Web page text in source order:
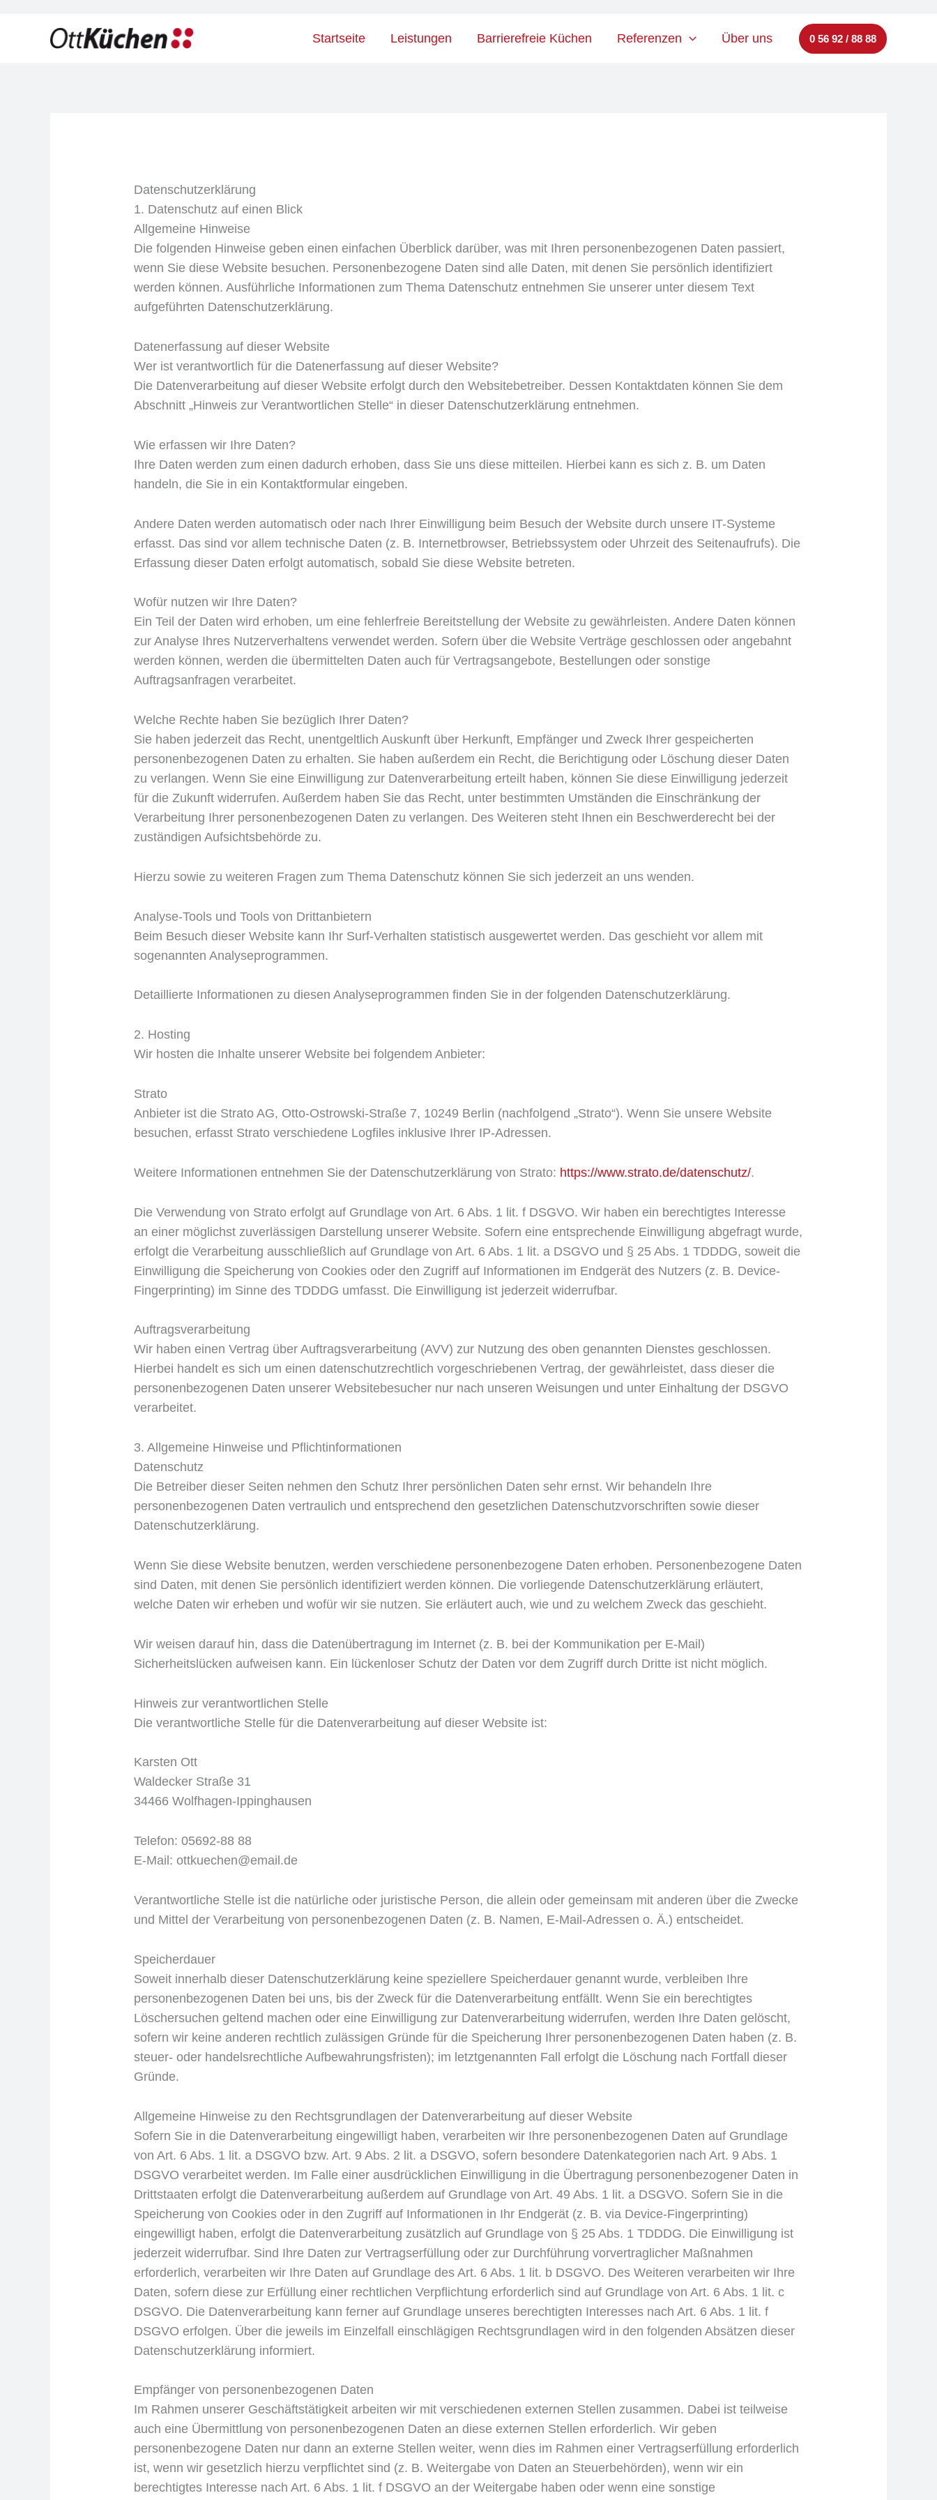
Startseite Leistungen Barrierefreie Küchen Referenzen Über uns 0 56 92 / 88 88
Datenschutzerklärung
1. Datenschutz auf einen Blick
Allgemeine Hinweise
Die folgenden Hinweise geben einen einfachen Überblick darüber, was mit Ihren personenbezogenen Daten passiert,
wenn Sie diese Website besuchen. Personenbezogene Daten sind alle Daten, mit denen Sie persönlich identifiziert
werden können. Ausführliche Informationen zum Thema Datenschutz entnehmen Sie unserer unter diesem Text
aufgeführten Datenschutzerklärung.
Datenerfassung auf dieser Website
Wer ist verantwortlich für die Datenerfassung auf dieser Website?
Die Datenverarbeitung auf dieser Website erfolgt durch den Websitebetreiber. Dessen Kontaktdaten können Sie dem
Abschnitt „Hinweis zur Verantwortlichen Stelle“ in dieser Datenschutzerklärung entnehmen.
Wie erfassen wir Ihre Daten?
Ihre Daten werden zum einen dadurch erhoben, dass Sie uns diese mitteilen. Hierbei kann es sich z. B. um Daten
handeln, die Sie in ein Kontaktformular eingeben.
Andere Daten werden automatisch oder nach Ihrer Einwilligung beim Besuch der Website durch unsere IT-Systeme
erfasst. Das sind vor allem technische Daten (z. B. Internetbrowser, Betriebssystem oder Uhrzeit des Seitenaufrufs). Die
Erfassung dieser Daten erfolgt automatisch, sobald Sie diese Website betreten.
Wofür nutzen wir Ihre Daten?
Ein Teil der Daten wird erhoben, um eine fehlerfreie Bereitstellung der Website zu gewährleisten. Andere Daten können
zur Analyse Ihres Nutzerverhaltens verwendet werden. Sofern über die Website Verträge geschlossen oder angebahnt
werden können, werden die übermittelten Daten auch für Vertragsangebote, Bestellungen oder sonstige
Auftragsanfragen verarbeitet.
Welche Rechte haben Sie bezüglich Ihrer Daten?
Sie haben jederzeit das Recht, unentgeltlich Auskunft über Herkunft, Empfänger und Zweck Ihrer gespeicherten
personenbezogenen Daten zu erhalten. Sie haben außerdem ein Recht, die Berichtigung oder Löschung dieser Daten
zu verlangen. Wenn Sie eine Einwilligung zur Datenverarbeitung erteilt haben, können Sie diese Einwilligung jederzeit
für die Zukunft widerrufen. Außerdem haben Sie das Recht, unter bestimmten Umständen die Einschränkung der
Verarbeitung Ihrer personenbezogenen Daten zu verlangen. Des Weiteren steht Ihnen ein Beschwerderecht bei der
zuständigen Aufsichtsbehörde zu.
Hierzu sowie zu weiteren Fragen zum Thema Datenschutz können Sie sich jederzeit an uns wenden.
Analyse-Tools und Tools von Dritt­anbietern
Beim Besuch dieser Website kann Ihr Surf-Verhalten statistisch ausgewertet werden. Das geschieht vor allem mit
sogenannten Analyseprogrammen.
Detaillierte Informationen zu diesen Analyseprogrammen finden Sie in der folgenden Datenschutzerklärung.
2. Hosting
Wir hosten die Inhalte unserer Website bei folgendem Anbieter:
Strato
Anbieter ist die Strato AG, Otto-Ostrowski-Straße 7, 10249 Berlin (nachfolgend „Strato“). Wenn Sie unsere Website
besuchen, erfasst Strato verschiedene Logfiles inklusive Ihrer IP-Adressen.
Weitere Informationen entnehmen Sie der Datenschutzerklärung von Strato: https://www.strato.de/datenschutz/.
Die Verwendung von Strato erfolgt auf Grundlage von Art. 6 Abs. 1 lit. f DSGVO. Wir haben ein berechtigtes Interesse
an einer möglichst zuverlässigen Darstellung unserer Website. Sofern eine entsprechende Einwilligung abgefragt wurde,
erfolgt die Verarbeitung ausschließlich auf Grundlage von Art. 6 Abs. 1 lit. a DSGVO und § 25 Abs. 1 TDDDG, soweit die
Einwilligung die Speicherung von Cookies oder den Zugriff auf Informationen im Endgerät des Nutzers (z. B. Device-
Fingerprinting) im Sinne des TDDDG umfasst. Die Einwilligung ist jederzeit widerrufbar.
Auftragsverarbeitung
Wir haben einen Vertrag über Auftragsverarbeitung (AVV) zur Nutzung des oben genannten Dienstes geschlossen.
Hierbei handelt es sich um einen datenschutzrechtlich vorgeschriebenen Vertrag, der gewährleistet, dass dieser die
personenbezogenen Daten unserer Websitebesucher nur nach unseren Weisungen und unter Einhaltung der DSGVO
verarbeitet.
3. Allgemeine Hinweise und Pflicht­informationen
Datenschutz
Die Betreiber dieser Seiten nehmen den Schutz Ihrer persönlichen Daten sehr ernst. Wir behandeln Ihre
personenbezogenen Daten vertraulich und entsprechend den gesetzlichen Datenschutzvorschriften sowie dieser
Datenschutzerklärung.
Wenn Sie diese Website benutzen, werden verschiedene personenbezogene Daten erhoben. Personenbezogene Daten
sind Daten, mit denen Sie persönlich identifiziert werden können. Die vorliegende Datenschutzerklärung erläutert,
welche Daten wir erheben und wofür wir sie nutzen. Sie erläutert auch, wie und zu welchem Zweck das geschieht.
Wir weisen darauf hin, dass die Datenübertragung im Internet (z. B. bei der Kommunikation per E-Mail)
Sicherheitslücken aufweisen kann. Ein lückenloser Schutz der Daten vor dem Zugriff durch Dritte ist nicht möglich.
Hinweis zur verantwortlichen Stelle
Die verantwortliche Stelle für die Datenverarbeitung auf dieser Website ist:
Karsten Ott
Waldecker Straße 31
34466 Wolfhagen-Ippinghausen
Telefon: 05692-88 88
E-Mail: ottkuechen@email.de
Verantwortliche Stelle ist die natürliche oder juristische Person, die allein oder gemeinsam mit anderen über die Zwecke
und Mittel der Verarbeitung von personenbezogenen Daten (z. B. Namen, E-Mail-Adressen o. Ä.) entscheidet.
Speicherdauer
Soweit innerhalb dieser Datenschutzerklärung keine speziellere Speicherdauer genannt wurde, verbleiben Ihre
personenbezogenen Daten bei uns, bis der Zweck für die Datenverarbeitung entfällt. Wenn Sie ein berechtigtes
Löschersuchen geltend machen oder eine Einwilligung zur Datenverarbeitung widerrufen, werden Ihre Daten gelöscht,
sofern wir keine anderen rechtlich zulässigen Gründe für die Speicherung Ihrer personenbezogenen Daten haben (z. B.
steuer- oder handelsrechtliche Aufbewahrungsfristen); im letztgenannten Fall erfolgt die Löschung nach Fortfall dieser
Gründe.
Allgemeine Hinweise zu den Rechtsgrundlagen der Datenverarbeitung auf dieser Website
Sofern Sie in die Datenverarbeitung eingewilligt haben, verarbeiten wir Ihre personenbezogenen Daten auf Grundlage
von Art. 6 Abs. 1 lit. a DSGVO bzw. Art. 9 Abs. 2 lit. a DSGVO, sofern besondere Datenkategorien nach Art. 9 Abs. 1
DSGVO verarbeitet werden. Im Falle einer ausdrücklichen Einwilligung in die Übertragung personenbezogener Daten in
Drittstaaten erfolgt die Datenverarbeitung außerdem auf Grundlage von Art. 49 Abs. 1 lit. a DSGVO. Sofern Sie in die
Speicherung von Cookies oder in den Zugriff auf Informationen in Ihr Endgerät (z. B. via Device-Fingerprinting)
eingewilligt haben, erfolgt die Datenverarbeitung zusätzlich auf Grundlage von § 25 Abs. 1 TDDDG. Die Einwilligung ist
jederzeit widerrufbar. Sind Ihre Daten zur Vertragserfüllung oder zur Durchführung vorvertraglicher Maßnahmen
erforderlich, verarbeiten wir Ihre Daten auf Grundlage des Art. 6 Abs. 1 lit. b DSGVO. Des Weiteren verarbeiten wir Ihre
Daten, sofern diese zur Erfüllung einer rechtlichen Verpflichtung erforderlich sind auf Grundlage von Art. 6 Abs. 1 lit. c
DSGVO. Die Datenverarbeitung kann ferner auf Grundlage unseres berechtigten Interesses nach Art. 6 Abs. 1 lit. f
DSGVO erfolgen. Über die jeweils im Einzelfall einschlägigen Rechtsgrundlagen wird in den folgenden Absätzen dieser
Datenschutzerklärung informiert.
Empfänger von personenbezogenen Daten
Im Rahmen unserer Geschäftstätigkeit arbeiten wir mit verschiedenen externen Stellen zusammen. Dabei ist teilweise
auch eine Übermittlung von personenbezogenen Daten an diese externen Stellen erforderlich. Wir geben
personenbezogene Daten nur dann an externe Stellen weiter, wenn dies im Rahmen einer Vertragserfüllung erforderlich
ist, wenn wir gesetzlich hierzu verpflichtet sind (z. B. Weitergabe von Daten an Steuerbehörden), wenn wir ein
berechtigtes Interesse nach Art. 6 Abs. 1 lit. f DSGVO an der Weitergabe haben oder wenn eine sonstige